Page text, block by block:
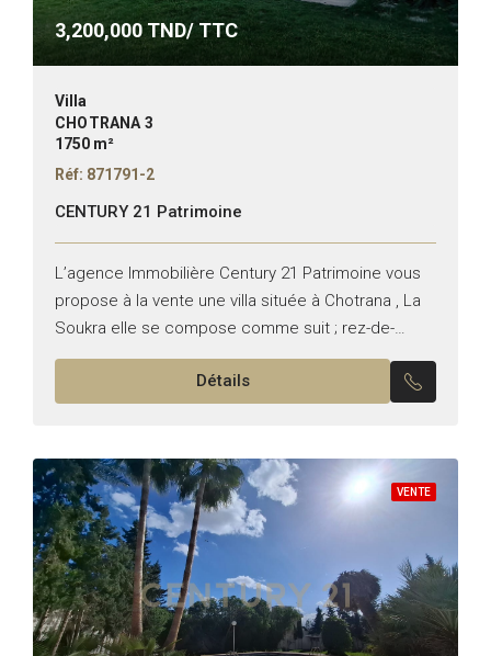
3,200,000TND/ TTC
Villa
CHOTRANA 3
1750 m²
Réf: 871791-2
CENTURY 21 Patrimoine
L’agence Immobilière Century 21 Patrimoine vous
propose à la vente une villa située à Chotrana , La
Soukra elle se compose comme suit ; rez-de-
chaussée -Grand Salon – Pavaient Suite parentale
Détails
VENTE